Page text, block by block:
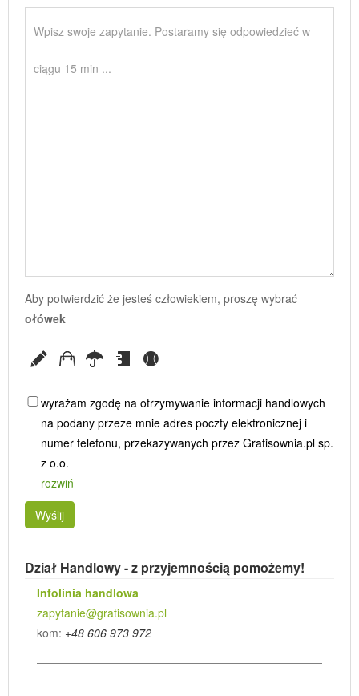
Aby potwierdzić że jesteś człowiekiem, proszę wybrać
ołówek
wyrażam zgodę na otrzymywanie informacji handlowych
na podany przeze mnie adres poczty elektronicznej i
numer telefonu, przekazywanych przez Gratisownia.pl sp.
z o.o.
rozwiń
Wyślij
Dział Handlowy - z przyjemnością pomożemy!
Infolinia handlowa
zapytanie@gratisownia.pl
kom: +48 606 973 972